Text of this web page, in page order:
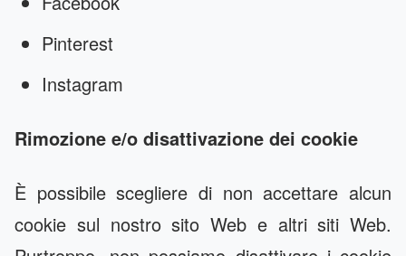
Pinterest
Instagram
Rimozione e/o disattivazione dei cookie
È possibile scegliere di non accettare alcun
cookie sul nostro sito Web e altri siti Web.